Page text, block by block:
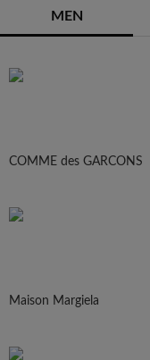
MEN
COMME des GARCONS
Maison Margiela